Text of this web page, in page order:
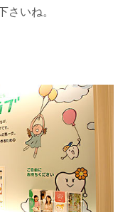
さいね。